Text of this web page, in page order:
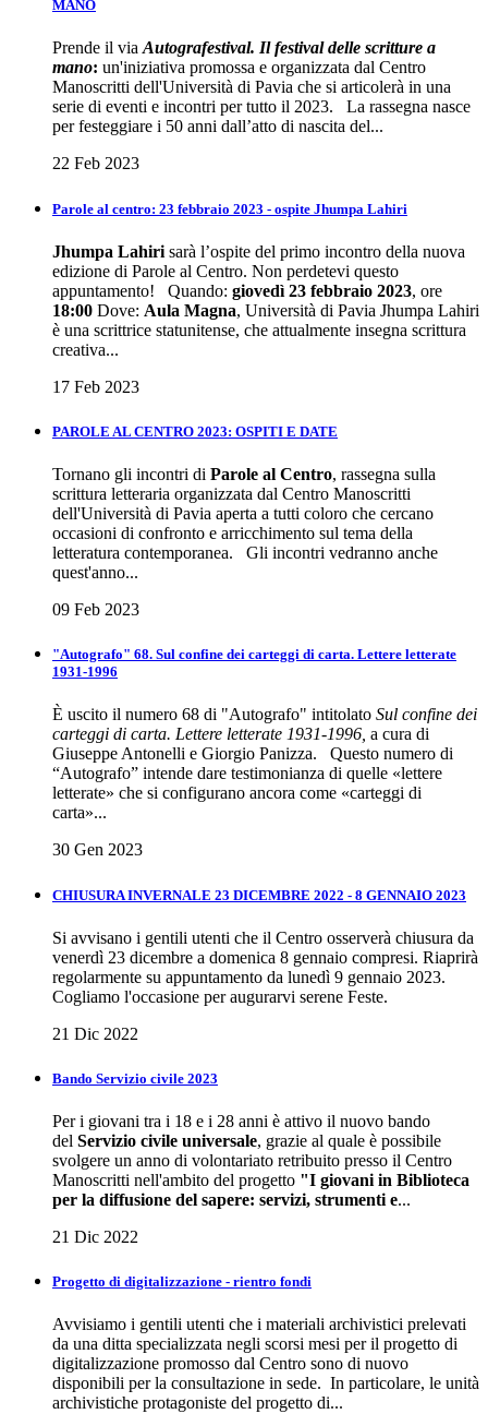
MANO
Prende il via Autografestival. Il festival delle scritture a
mano: un'iniziativa promossa e organizzata dal Centro
Manoscritti dell'Università di Pavia che si articolerà in una
serie di eventi e incontri per tutto il 2023. La rassegna nasce
per festeggiare i 50 anni dall’atto di nascita del...
22 Feb 2023
Parole al centro: 23 febbraio 2023 - ospite Jhumpa Lahiri
Jhumpa Lahiri sarà l’ospite del primo incontro della nuova
edizione di Parole al Centro. Non perdetevi questo
appuntamento! Quando: giovedì 23 febbraio 2023, ore
18:00 Dove: Aula Magna, Università di Pavia Jhumpa Lahiri
è una scrittrice statunitense, che attualmente insegna scrittura
creativa...
17 Feb 2023
PAROLE AL CENTRO 2023: OSPITI E DATE
Tornano gli incontri di Parole al Centro, rassegna sulla
scrittura letteraria organizzata dal Centro Manoscritti
dell'Università di Pavia aperta a tutti coloro che cercano
occasioni di confronto e arricchimento sul tema della
letteratura contemporanea. Gli incontri vedranno anche
quest'anno...
09 Feb 2023
"Autografo" 68. Sul confine dei carteggi di carta. Lettere letterate
1931-1996
È uscito il numero 68 di "Autografo" intitolato Sul confine dei
carteggi di carta. Lettere letterate 1931-1996, a cura di
Giuseppe Antonelli e Giorgio Panizza. Questo numero di
“Autografo” intende dare testimonianza di quelle «lettere
letterate» che si configurano ancora come «carteggi di
carta»...
30 Gen 2023
CHIUSURA INVERNALE 23 DICEMBRE 2022 - 8 GENNAIO 2023
Si avvisano i gentili utenti che il Centro osserverà chiusura da
venerdì 23 dicembre a domenica 8 gennaio compresi. Riaprirà
regolarmente su appuntamento da lunedì 9 gennaio 2023.
Cogliamo l'occasione per augurarvi serene Feste.
21 Dic 2022
Bando Servizio civile 2023
Per i giovani tra i 18 e i 28 anni è attivo il nuovo bando
del Servizio civile universale, grazie al quale è possibile
svolgere un anno di volontariato retribuito presso il Centro
Manoscritti nell'ambito del progetto "I giovani in Biblioteca
per la diffusione del sapere: servizi, strumenti e...
21 Dic 2022
Progetto di digitalizzazione - rientro fondi
Avvisiamo i gentili utenti che i materiali archivistici prelevati
da una ditta specializzata negli scorsi mesi per il progetto di
digitalizzazione promosso dal Centro sono di nuovo
disponibili per la consultazione in sede. In particolare, le unità
archivistiche protagoniste del progetto di...